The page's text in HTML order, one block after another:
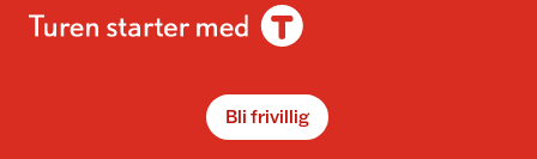
Bli frivillig